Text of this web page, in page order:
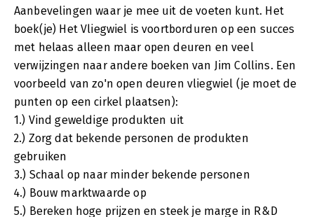
Aanbevelingen waar je mee uit de voeten kunt. Het
boek(je) Het Vliegwiel is voortborduren op een succes
met helaas alleen maar open deuren en veel
verwijzingen naar andere boeken van Jim Collins. Een
voorbeeld van zo'n open deuren vliegwiel (je moet de
punten op een cirkel plaatsen):
1.) Vind geweldige produkten uit
2.) Zorg dat bekende personen de produkten
gebruiken
3.) Schaal op naar minder bekende personen
4.) Bouw marktwaarde op
5.) Bereken hoge prijzen en steek je marge in R&D